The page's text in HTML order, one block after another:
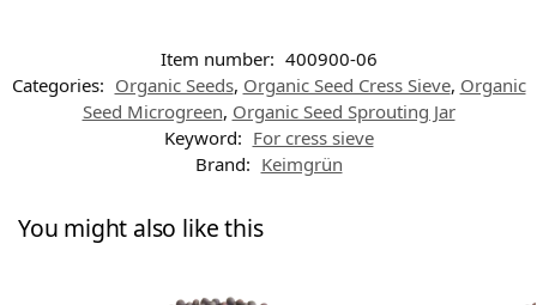
Item number: 400900-06
Categories: Organic Seeds, Organic Seed Cress Sieve, Organic
Seed Microgreen, Organic Seed Sprouting Jar
Keyword: For cress sieve
Brand: Keimgrün
You might also like this